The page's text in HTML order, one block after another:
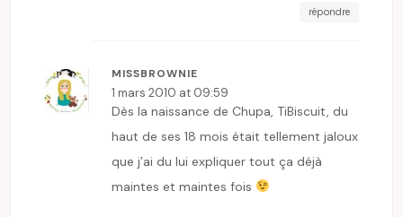
répondre
MISSBROWNIE
1 mars 2010 at 09:59
Dès la naissance de Chupa, TiBiscuit, du
haut de ses 18 mois était tellement jaloux
que j’ai du lui expliquer tout ça déjà
maintes et maintes fois